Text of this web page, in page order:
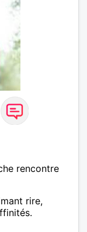
rencontre
rire,